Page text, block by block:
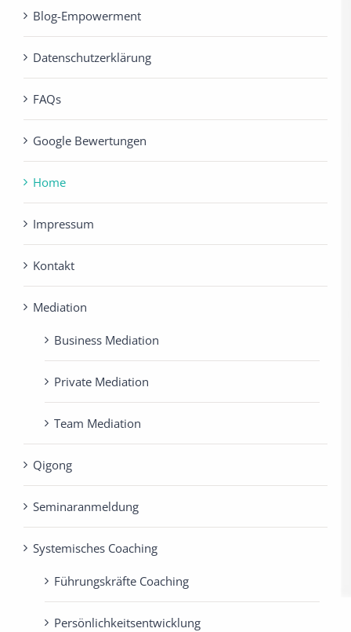
Blog-Empowerment
Datenschutzerklärung
FAQs
Google Bewertungen
Home
Impressum
Kontakt
Mediation
Business Mediation
Private Mediation
Team Mediation
Qigong
Seminaranmeldung
Systemisches Coaching
Führungskräfte Coaching
Persönlichkeits­entwicklung